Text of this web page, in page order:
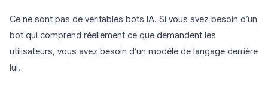
Ce ne sont pas de véritables bots IA. Si vous avez besoin d’un
bot qui comprend réellement ce que demandent les
utilisateurs, vous avez besoin d’un modèle de langage derrière
lui.